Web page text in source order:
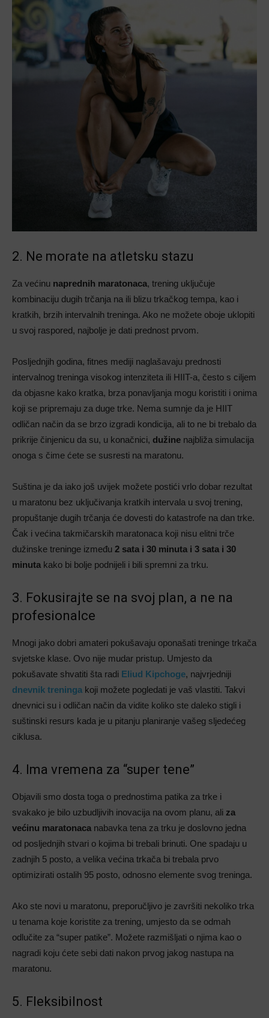
2. Ne morate na atletsku stazu
Za većinu naprednih maratonaca, trening uključuje
kombinaciju dugih trčanja na ili blizu trkačkog tempa, kao i
kratkih, brzih intervalnih treninga. Ako ne možete oboje uklopiti
u svoj raspored, najbolje je dati prednost prvom.
Posljednjih godina, fitnes mediji naglašavaju prednosti
intervalnog treninga visokog intenziteta ili HIIT-a, često s ciljem
da objasne kako kratka, brza ponavljanja mogu koristiti i onima
koji se pripremaju za duge trke. Nema sumnje da je HIIT
odličan način da se brzo izgradi kondicija, ali to ne bi trebalo da
prikrije činjenicu da su, u konačnici, dužine najbliža simulacija
onoga s čime ćete se susresti na maratonu.
Suština je da iako još uvijek možete postići vrlo dobar rezultat
u maratonu bez uključivanja kratkih intervala u svoj trening,
propuštanje dugih trčanja će dovesti do katastrofe na dan trke.
Čak i većina takmičarskih maratonaca koji nisu elitni trče
dužinske treninge između 2 sata i 30 minuta i 3 sata i 30
minuta kako bi bolje podnijeli i bili spremni za trku.
3. Fokusirajte se na svoj plan, a ne na
profesionalce
Mnogi jako dobri amateri pokušavaju oponašati treninge trkača
svjetske klase. Ovo nije mudar pristup. Umjesto da
pokušavate shvatiti šta radi Eliud Kipchoge, najvrjedniji
dnevnik treninga koji možete pogledati je vaš vlastiti. Takvi
dnevnici su i odličan način da vidite koliko ste daleko stigli i
suštinski resurs kada je u pitanju planiranje vašeg sljedećeg
ciklusa.
4. Ima vremena za “super tene”
Objavili smo dosta toga o prednostima patika za trke i
svakako je bilo uzbudljivih inovacija na ovom planu, ali za
većinu maratonaca nabavka tena za trku je doslovno jedna
od posljednjih stvari o kojima bi trebali brinuti. One spadaju u
zadnjih 5 posto, a velika većina trkača bi trebala prvo
optimizirati ostalih 95 posto, odnosno elemente svog treninga.
Ako ste novi u maratonu, preporučljivo je završiti nekoliko trka
u tenama koje koristite za trening, umjesto da se odmah
odlučite za “super patike”. Možete razmišljati o njima kao o
nagradi koju ćete sebi dati nakon prvog jakog nastupa na
maratonu.
5. Fleksibilnost